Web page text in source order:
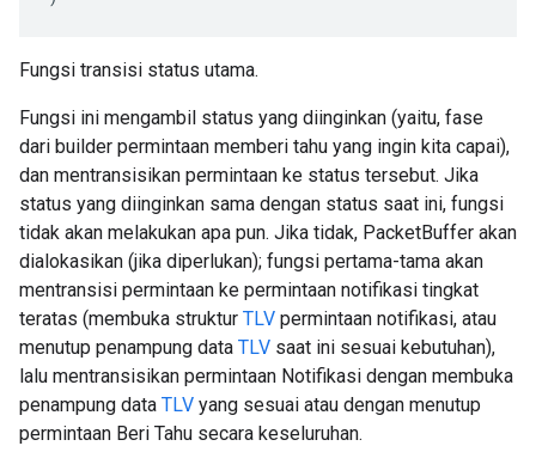
Fungsi transisi status utama.
Fungsi ini mengambil status yang diinginkan (yaitu, fase
dari builder permintaan memberi tahu yang ingin kita capai),
dan mentransisikan permintaan ke status tersebut. Jika
status yang diinginkan sama dengan status saat ini, fungsi
tidak akan melakukan apa pun. Jika tidak, PacketBuffer akan
dialokasikan (jika diperlukan); fungsi pertama-tama akan
mentransisi permintaan ke permintaan notifikasi tingkat
teratas (membuka struktur TLV permintaan notifikasi, atau
menutup penampung data TLV saat ini sesuai kebutuhan),
lalu mentransisikan permintaan Notifikasi dengan membuka
penampung data TLV yang sesuai atau dengan menutup
permintaan Beri Tahu secara keseluruhan.